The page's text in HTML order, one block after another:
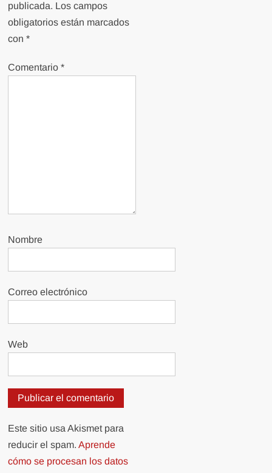
publicada. Los campos
obligatorios están marcados
con*
Comentario*
Nombre
Correo electrónico
Web
Este sitio usa Akismet para
reducir el spam.Aprende
cómo se procesan los datos